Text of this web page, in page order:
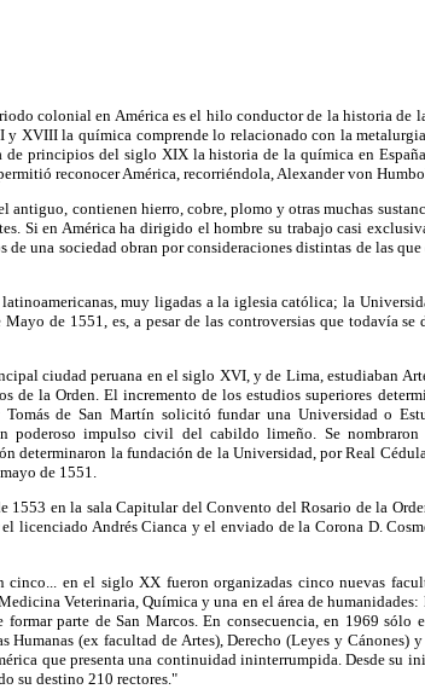
colonial en América es el hilo conductor de la historia de
XVIII la química comprende lo relacionado con la
de principios del siglo XIX la historia de la química en
reconocer América, recorriéndola, Alexander von
antiguo, contienen hierro, cobre, plomo y otras muchas
Si en América ha dirigido el hombre su trabajo casi
una sociedad obran por consideraciones distintas de las
muy ligadas a la iglesia católica; la
de 1551, es, a pesar de las controversias que todavía se
ciudad peruana en el siglo XVI, y de Lima, estudiaban
de la Orden. El incremento de los estudios superiores
Tomás de San Martín solicitó fundar una Universidad o
poderoso impulso civil del cabildo limeño. Se nombraron
determinaron la fundación de la Universidad, por Real
de 1551.
en la sala Capitular del Convento del Rosario de la
licenciado Andrés Cianca y el enviado de la Corona D.
en el siglo XX fueron organizadas cinco nuevas
Veterinaria, Química y una en el área de
parte de San Marcos. En consecuencia, en 1969 sólo
(ex facultad de Artes), Derecho (Leyes y Cánones)
que presenta una continuidad ininterrumpida. Desde su
su destino 210 rectores."